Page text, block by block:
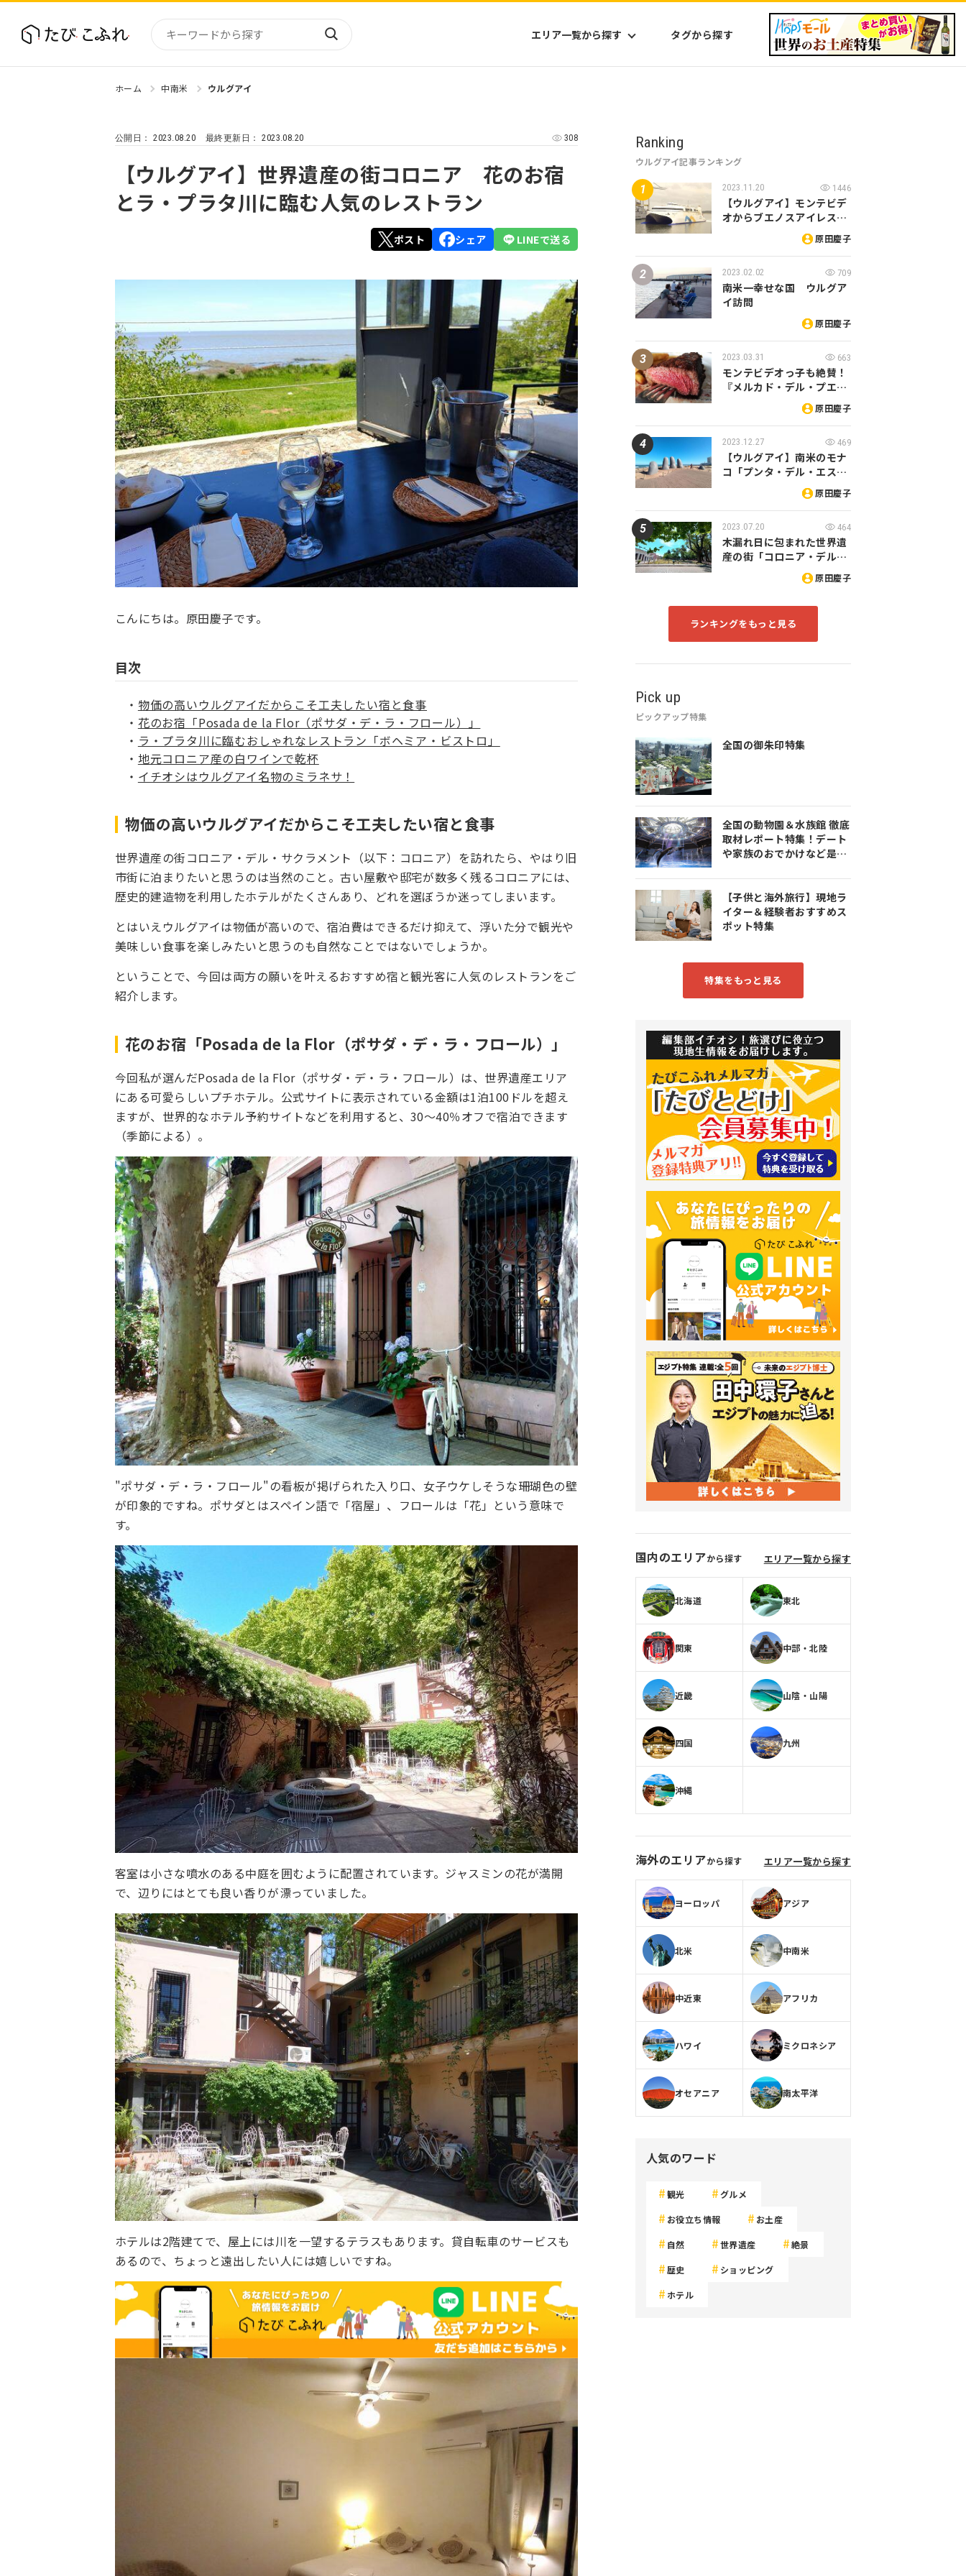
エリア一覧から探す タグから探す
東北
関東
中部・北陸
近畿
四国
九州
沖縄
アジア
北米
中南米
中近東
ハワイ
ミクロネシア
オセアニア
ホーム 中南米 ウルグアイ
公開日：2023.08.20 最終更新日：2023.08.20 308
【ウルグアイ】世界遺産の街コロニア 花のお宿
とラ・プラタ川に臨む人気のレストラン
ポスト シェア LINEで送る
こんにちは。原田慶子です。
目次
物価の高いウルグアイだからこそ工夫したい宿と食事
花のお宿「Posada de la Flor（ポサダ・デ・ラ・フロール）」
ラ・プラタ川に臨むおしゃれなレストラン「ボヘミア・ビストロ」
地元コロニア産の白ワインで乾杯
イチオシはウルグアイ名物のミラネサ！
物価の高いウルグアイだからこそ工夫したい宿と食事
世界遺産の街コロニア・デル・サクラメント（以下：コロニア）を訪れたら、やはり旧
市街に泊まりたいと思うのは当然のこと。古い屋敷や邸宅が数多く残るコロニアには、
歴史的建造物を利用したホテルがたくさんあり、どれを選ぼうか迷ってしまいます。
とはいえウルグアイは物価が高いので、宿泊費はできるだけ抑えて、浮いた分で観光や
美味しい食事を楽しみたいと思うのも自然なことではないでしょうか。
ということで、今回は両方の願いを叶えるおすすめ宿と観光客に人気のレストランをご
紹介します。
花のお宿「Posada de la Flor（ポサダ・デ・ラ・フロール）」
今回私が選んだPosada de la Flor（ポサダ・デ・ラ・フロール）は、世界遺産エリア
にある可愛らしいプチホテル。公式サイトに表示されている金額は1泊100ドルを超え
ますが、世界的なホテル予約サイトなどを利用すると、30～40％オフで宿泊できます
（季節による）。
"ポサダ・デ・ラ・フロール"の看板が掲げられた入り口、女子ウケしそうな珊瑚色の壁
が印象的ですね。ポサダとはスペイン語で「宿屋」、フロールは「花」という意味で
す。
客室は小さな噴水のある中庭を囲むように配置されています。ジャスミンの花が満開
で、辺りにはとても良い香りが漂っていました。
ホテルは2階建てで、屋上には川を一望するテラスもあります。貸自転車のサービスも
あるので、ちょっと遠出したい人には嬉しいですね。
Ranking
ウルグアイ記事ランキング
2023.11.20 1446
【ウルグアイ】モンテビデ
オからブエノスアイレス…
原田慶子
2023.02.02 709
南米一幸せな国 ウルグア
イ訪問
原田慶子
2023.03.31 663
モンテビデオっ子も絶賛！
『メルカド・デル・プエ…
原田慶子
2023.12.27 469
【ウルグアイ】南米のモナ
コ「プンタ・デル・エス…
原田慶子
2023.07.20 464
木漏れ日に包まれた世界遺
産の街「コロニア・デル…
原田慶子
ランキングをもっと見る
Pick up
ピックアップ特集
全国の御朱印特集
全国の動物園＆水族館 徹底
取材レポート特集！デート
や家族のおでかけなど是非
【子供と海外旅行】現地ラ
イター＆経験者おすすめス
ポット特集
特集をもっと見る
国内のエリアから探す エリア一覧から探す
北海道 東北
関東 中部・北陸
近畿 山陰・山陽
四国 九州
沖縄
海外のエリアから探す エリア一覧から探す
ヨーロッパ アジア
北米 中南米
中近東 アフリカ
ハワイ ミクロネシア
オセアニア 南太平洋
人気のワード
観光 グルメ
お役立ち情報 お土産
自然 世界遺産 絶景
歴史 ショッピング
ホテル